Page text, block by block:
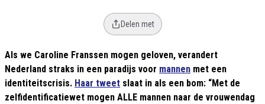
Delen met
Als we Caroline Franssen mogen geloven, verandert
Nederland straks in een paradijs voor mannen met een
identiteitscrisis. Haar tweet slaat in als een bom: “Met de
zelfidentificatiewet mogen ALLE mannen naar de vrouwendag